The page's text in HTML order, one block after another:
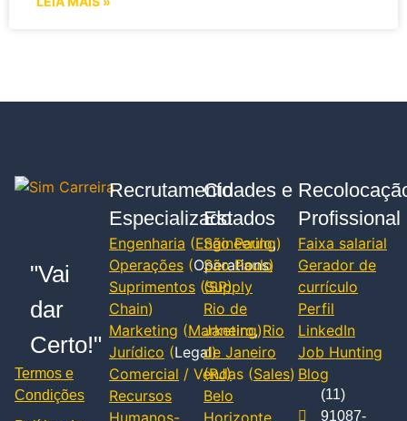
"Vai
dar
Certo!"
Termos e
Condições
Recrutamento
Especializado
Engenharia (Engineering)
Operações (Operations)
Suprimentos (Supply
Chain)
Marketing (Marketing)
Jurídico (Legal)
Comercial / Vendas (Sales)
Recursos
Humanos-
Cidades e
Estados
São Paulo,
São Paulo
(SP)
Rio de
Janeiro,Rio
de Janeiro
(RJ)
Belo
Horizonte,
Profissional
Faixa salarial
Gerador de
currículo
Perfil
LinkedIn
Job Hunting
Blog
(11)
91087-